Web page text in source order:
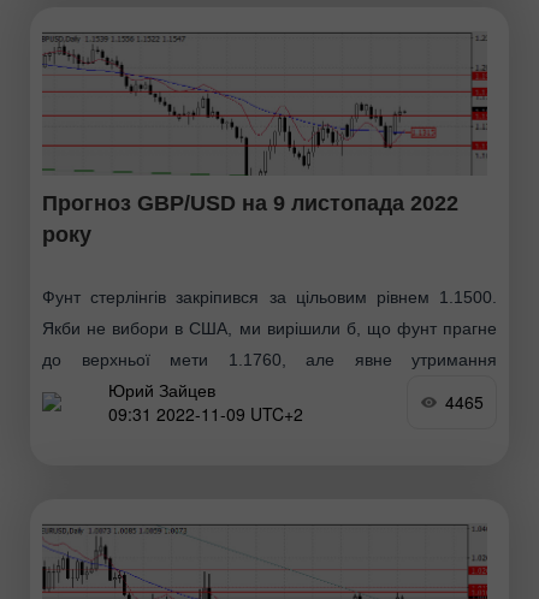
Прогноз GBP/USD на 9 листопада 2022
року
Фунт стерлінгів закріпився за цільовим рівнем 1.1500.
Якби не вибори в США, ми вирішили б, що фунт прагне
до верхньої мети 1.1760, але явне утримання
демократами верхньої палати Конгресу
Юрий Зайцев
09:31 2022-11-09 UTC+2
4465